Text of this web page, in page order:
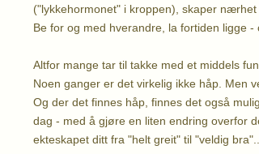
("lykkehormonet" i kroppen), skaper nærhet
Be for og med hverandre, la fortiden ligge
Altfor mange tar til takke med et middels
Noen ganger er det virkelig ikke håp. Men
Og der det finnes håp, finnes det også
dag - med å gjøre en liten endring overfor
ekteskapet ditt fra "helt greit" til "veldig bra"....